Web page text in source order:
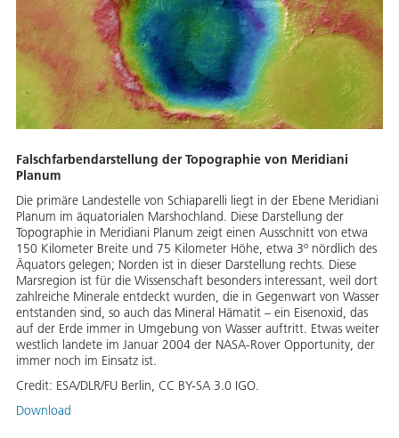
Falschfarbendarstellung der Topographie von Meridiani
Planum
Die primäre Landestelle von Schiaparelli liegt in der Ebene Meridiani
Planum im äquatorialen Marshochland. Diese Darstellung der
Topographie in Meridiani Planum zeigt einen Ausschnitt von etwa
150 Kilometer Breite und 75 Kilometer Höhe, etwa 3º nördlich des
Äquators gelegen; Norden ist in dieser Darstellung rechts. Diese
Marsregion ist für die Wissenschaft besonders interessant, weil dort
zahlreiche Minerale entdeckt wurden, die in Gegenwart von Wasser
entstanden sind, so auch das Mineral Hämatit – ein Eisenoxid, das
auf der Erde immer in Umgebung von Wasser auftritt. Etwas weiter
westlich landete im Januar 2004 der NASA-Rover Opportunity, der
immer noch im Einsatz ist.
Credit: ESA/DLR/FU Berlin, CC BY-SA 3.0 IGO.
Download